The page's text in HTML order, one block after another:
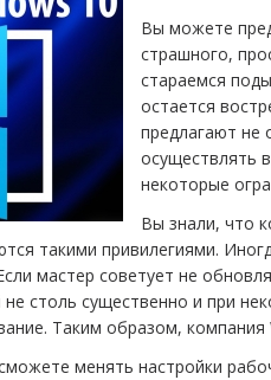
Вы можете
страшного,
стараемся
остается
предлагают не
осуществлять
некоторые
Вы знали, что
такими привилегиями.
мастер советует не
столь существенно и при
Таким образом,
менять настройки